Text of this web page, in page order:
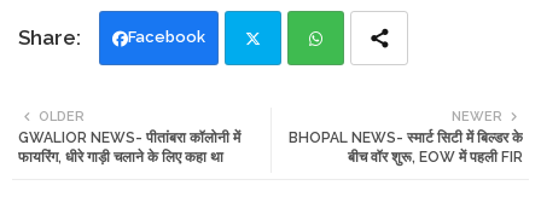
Facebook
tte ats
NEWER
BHOPAL NEWS- स्मार्ट सिटी में बिल्डर के
बीच वॉर शुरू, EOW में पहली FIR
OLDER
GWALIOR NEWS- पीतांबरा कॉलोनी में
फायरिंग, धीरे गाड़ी चलाने के लिए कहा था